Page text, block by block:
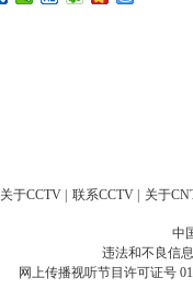
关于CCTV 联系CCTV 关于
中
违法和不良信
网上传播视听节目许可证号